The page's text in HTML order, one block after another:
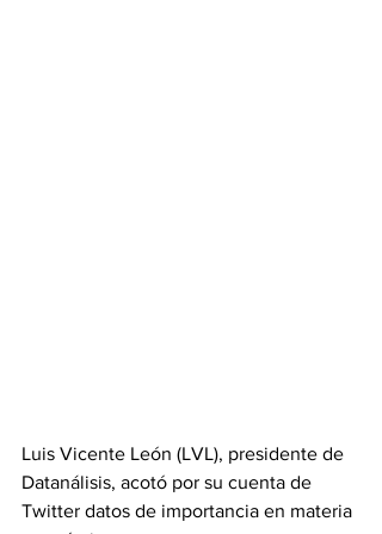
Luis Vicente León (LVL), presidente de
Datanálisis, acotó por su cuenta de
Twitter datos de importancia en materia